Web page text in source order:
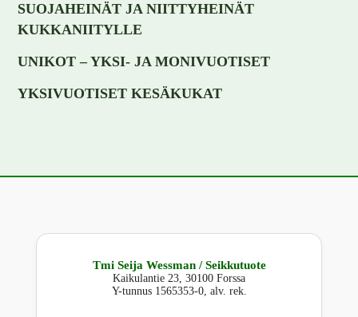
SUOJAHEINÄT JA NIITTYHEINÄT
KUKKANIITYLLE
UNIKOT – YKSI- JA MONIVUOTISET
YKSIVUOTISET KESÄKUKAT
Tmi Seija Wessman / Seikkutuote
Kaikulantie 23, 30100 Forssa
Y-tunnus 1565353-0, alv. rek.